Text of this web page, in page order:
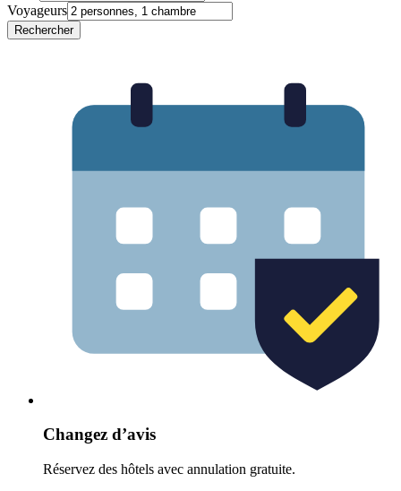
Voyageurs
Rechercher
Changez d’avis
Réservez des hôtels avec annulation gratuite.